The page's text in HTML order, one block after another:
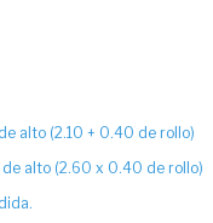
alto (2.10 + 0.40 de rollo)
alto (2.60 x 0.40 de rollo)